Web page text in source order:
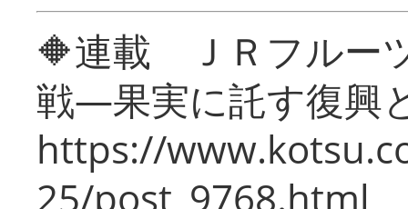
🔶連載 ＪＲフルー
戦―果実に託す復興
https://
25/post_9768.html